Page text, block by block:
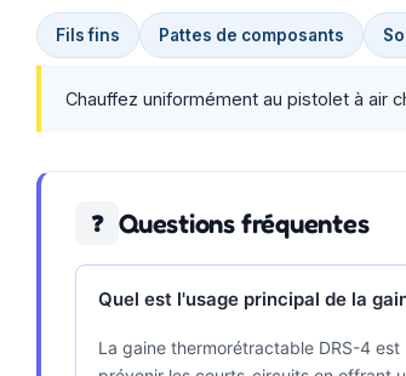
Fils fins Pattes de composants
Chauffez uniformément au pistolet à air
❓ Questions fréquentes
Quel est l'usage principal de la
La gaine thermorétractable DRS-4